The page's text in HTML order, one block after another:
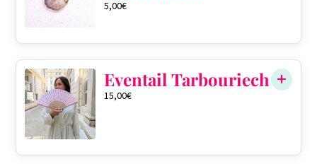
5,00€
Eventail Tarbouriech
15,00€